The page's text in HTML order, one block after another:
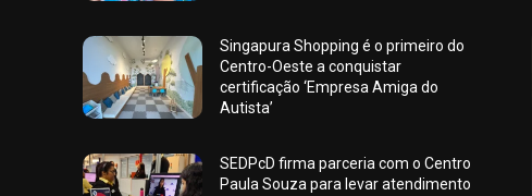
Singapura Shopping é o primeiro do
Centro-Oeste a conquistar
certificação ‘Empresa Amiga do
Autista’
SEDPcD firma parceria com o Centro
Paula Souza para levar atendimento